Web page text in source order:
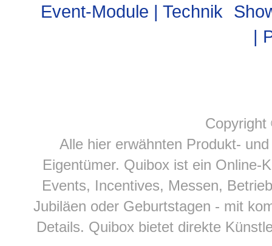
Event-Module | Technik
|
Alle hier erwähnten Produkt-
Eigentümer. Quibox ist ein Online-
Events, Incentives, Messen,
Jubiläen oder Geburtstagen - mit
Details. Quibox bietet direkte